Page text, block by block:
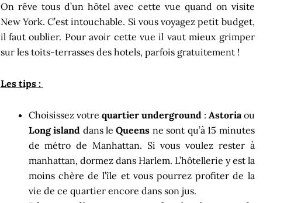
On rêve tous d’un hôtel avec cette vue quand on visite
New York. C’est intouchable. Si vous voyagez petit budget,
il faut oublier. Pour avoir cette vue il vaut mieux grimper
sur les toits-terrasses des hotels, parfois gratuitement !
Les tips :
Choisissez votre quartier underground: Astoriaou
Long island dans leQueens ne sont qu’à 15 minutes
de métro de Manhattan. Si vous voulez rester à
manhattan, dormez dans Harlem. L’hôtellerie y est la
moins chère de l’île et vous pourrez profiter de la
vie de ce quartier encore dans son jus.